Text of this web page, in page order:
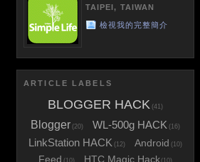
TAIPEI, TAIWAN
檢視我的完整簡介
ARTICLE LABELS
BLOGGER HACK (41)
Blogger (20) WL-500g HACK (16)
LinkStation HACK (12) Android (10)
Feed HTC Magic Hack